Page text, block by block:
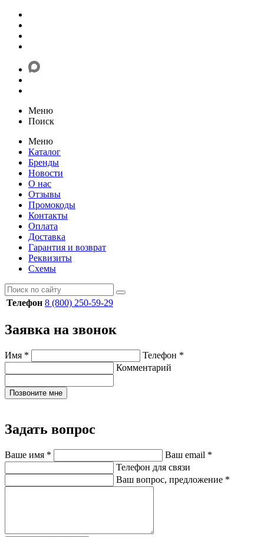
Меню
Поиск
Меню
Каталог
Бренды
Новости
О нас
Отзывы
Промокоды
Контакты
Оплата
Доставка
Гарантия и возврат
Реквизиты
Схемы
Телефон 8 (800) 250-59-29
Заявка на звонок
Имя * Телефон *
Комментарий
Позвоните мне
Задать вопрос
Ваше имя * Ваш email *
Телефон для связи
Ваш вопрос, предложение *